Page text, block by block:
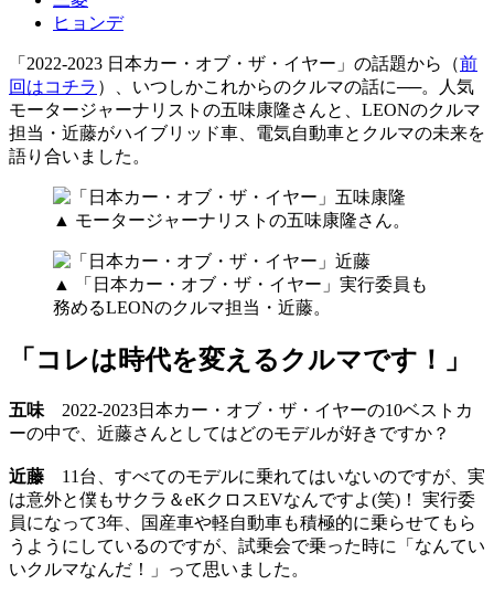
ヒョンデ
「2022-2023 日本カー・オブ・ザ・イヤー」の話題から（前
回はコチラ ）、いつしかこれからのクルマの話に──。人気
モータージャーナリストの五味康隆さんと、LEONのクルマ
担当・近藤がハイブリッド車、電気自動車とクルマの未来を
語り合いました。
▲ モータージャーナリストの五味康隆さん。
▲ 「日本カー・オブ・ザ・イヤー」実行委員も
務めるLEONのクルマ担当・近藤。
「コレは時代を変えるクルマです！」
五味 2022-2023日本カー・オブ・ザ・イヤーの10ベストカ
ーの中で、近藤さんとしてはどのモデルが好きですか？
近藤 11台、すべてのモデルに乗れてはいないのですが、実
は意外と僕もサクラ＆eKクロスEVなんですよ(笑)！ 実行委
員になって3年、国産車や軽自動車も積極的に乗らせてもら
うようにしているのですが、試乗会で乗った時に「なんてい
いクルマなんだ！」って思いました。